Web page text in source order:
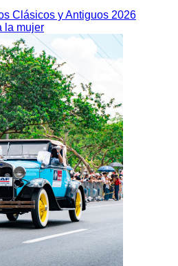
Clásicos y Antiguos 2026
la mujer